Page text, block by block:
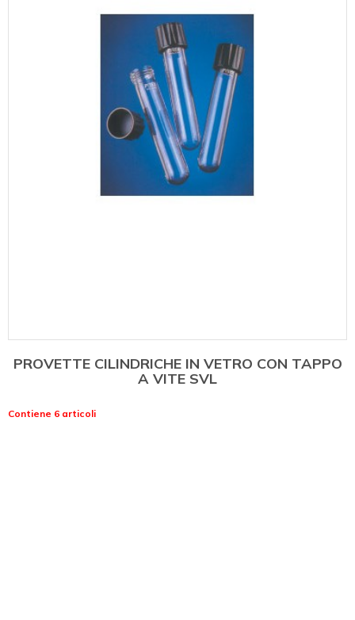
PROVETTE CILINDRICHE IN VETRO CON TAPPO
A VITE SVL
Contiene 6 articoli